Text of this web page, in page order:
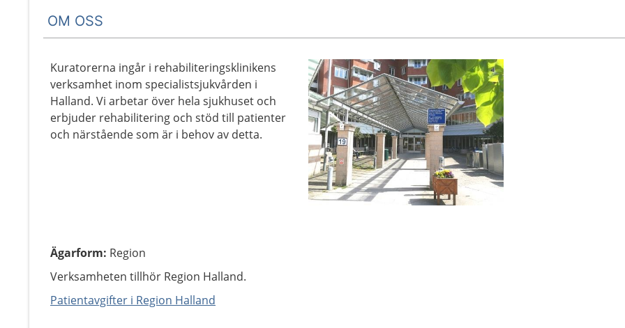
OM OSS
Kuratorerna ingår i rehabiliteringsklinikens
verksamhet inom specialistsjukvården i
Halland. Vi arbetar över hela sjukhuset och
erbjuder rehabilitering och stöd till patienter
och närstående som är i behov av detta.
Ägarform: Region
Verksamheten tillhör Region Halland.
Patientavgifter i Region Halland